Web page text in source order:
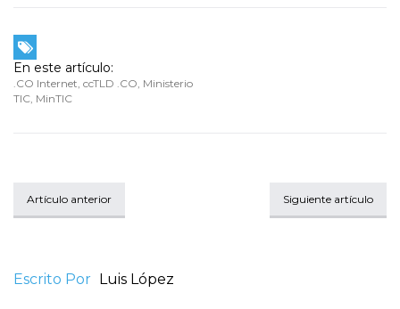
En este artículo:
.CO Internet, ccTLD .CO, Ministerio
TIC, MinTIC
Artículo anterior Siguiente artículo
Escrito Por Luis López